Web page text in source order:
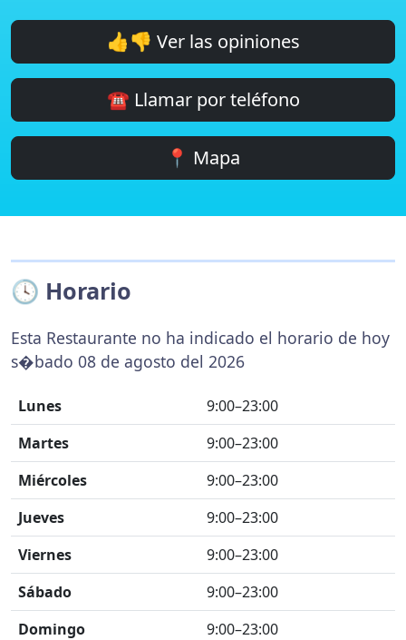
👍👎 Ver las opiniones
☎️ Llamar por teléfono
📍 Mapa
🕓 Horario
Esta Restaurante no ha indicado el horario de hoy
s�bado 08 de agosto del 2026
Lunes
9:00–23:00
Martes
9:00–23:00
Miércoles
9:00–23:00
Jueves
9:00–23:00
Viernes
9:00–23:00
Sábado
9:00–23:00
Domingo
9:00–23:00